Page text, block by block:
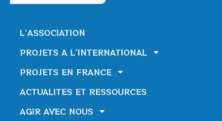
L’ASSOCIATION
PROJETS A L’INTERNATIONAL
PROJETS EN FRANCE
ACTUALITES ET RESSOURCES
AGIR AVEC NOUS